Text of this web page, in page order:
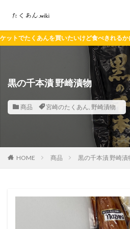
いたいけど食べきれるか自信がない方はぜひ
黒の千本漬 野崎漬物
商品 宮崎のたくあん, 野崎漬物
HOME 商品 黒の千本漬 野崎漬